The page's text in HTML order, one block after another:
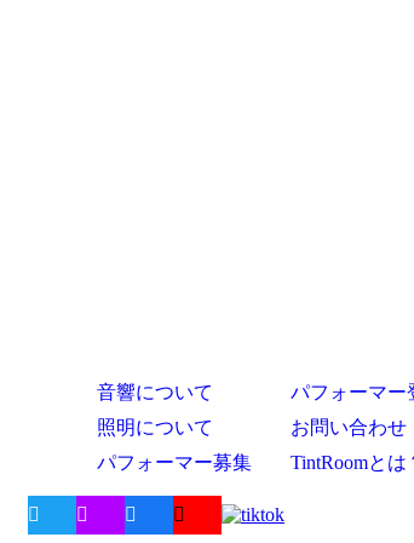
音響について
照明について
パフォーマー募集
パフォーマー
お問い合わせ
TintRoomとは